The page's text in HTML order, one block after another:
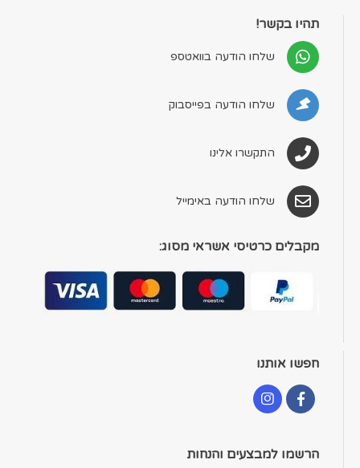
תהיו בקשר!
שלחו הודעה בוואטספ
שלחו הודעה בפייסבוק
התקשרו אלינו
שלחו הודעה באימייל
מקבלים כרטיסי אשראי מסוג:
חפשו אותנו
הרשמו למבצעים והנחות